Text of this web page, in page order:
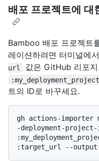
배포 프로젝트에 대
Bamboo 배포 프로젝트
레이션하려면 터미널에
url
값은 GitHub 리포
트의 ID로 바꾸세요.
gh actions-importer
-deployment-